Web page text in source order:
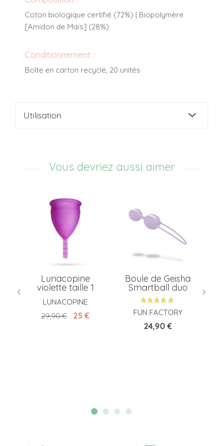
Coton biologique certifié (72%) | Biopolymère
[Amidon de Maïs] (28%)
Conditionnement :
Boîte en carton recyclé, 20 unités
Utilisation
Vous devriez aussi aimer
Lunacopine
violette taille 1
LUNACOPINE
Prix de base
29,90 € Prix
25 €
Boule de Geisha
Smartball duo
FUN FACTORY
Prix
24,90 €